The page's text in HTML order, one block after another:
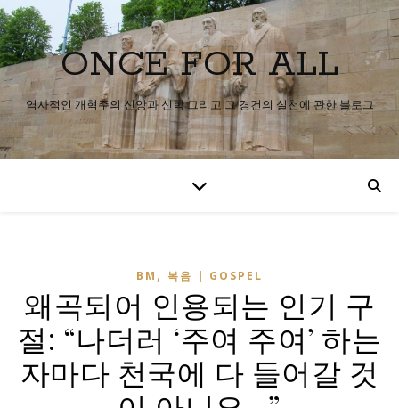
ONCE FOR ALL
역사적인 개혁주의 신앙과 신학 그리고 그 경건의 실천에 관한 블로그
BM , 복음 | GOSPEL
왜곡되어 인용되는 인기 구
절: “나더러 ‘주여 주여’ 하는
자마다 천국에 다 들어갈 것